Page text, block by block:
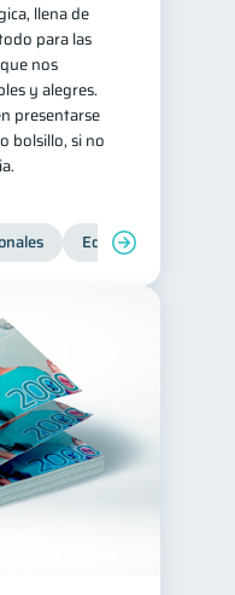
llena de
para las
nos
y alegres.
presentarse
bolsillo, si no
Educación financiera